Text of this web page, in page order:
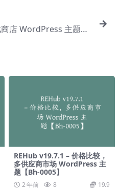
店 WordPress 主题
REHub v19.7.1 – 价格比较，
多供应商市场 WordPress 主
题【Bh-0005】
2 年前 8 19.9